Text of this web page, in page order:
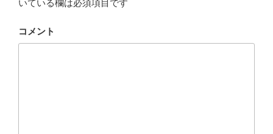
いている欄は必須項目です
コメント